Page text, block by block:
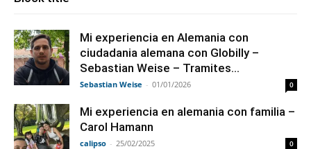
Mi experiencia en Alemania con
ciudadania alemana con Globilly –
Sebastian Weise – Tramites...
Sebastian Weise - 01/01/2026 0
Mi experiencia en alemania con familia –
Carol Hamann
calipso - 25/02/2025 0